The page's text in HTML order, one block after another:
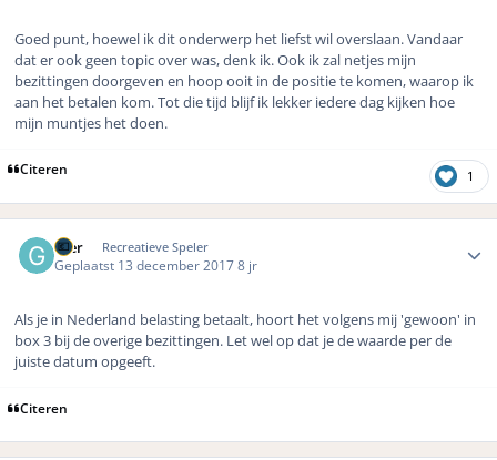
Goed punt, hoewel ik dit onderwerp het liefst wil overslaan. Vandaar
dat er ook geen topic over was, denk ik. Ook ik zal netjes mijn
bezittingen doorgeven en hoop ooit in de positie te komen, waarop ik
aan het betalen kom. Tot die tijd blijf ik lekker iedere dag kijken hoe
mijn muntjes het doen.
Citeren 1
Gier Recreatieve Speler
Geplaatst 13 december 20178 jr
Als je in Nederland belasting betaalt, hoort het volgens mij 'gewoon' in
box 3 bij de overige bezittingen. Let wel op dat je de waarde per de
juiste datum opgeeft.
Citeren